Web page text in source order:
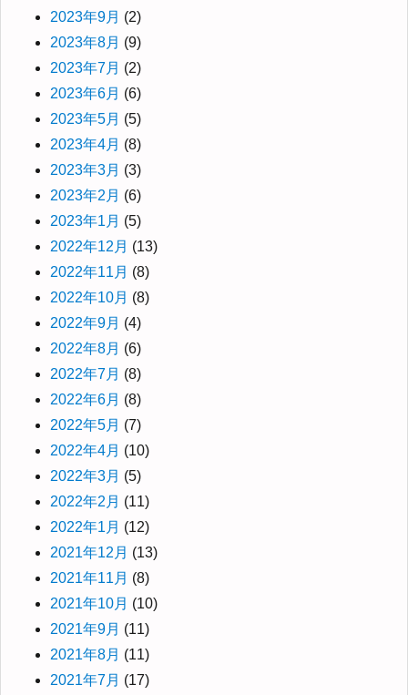
2023年9月 (2)
2023年8月 (9)
2023年7月 (2)
2023年6月 (6)
2023年5月 (5)
2023年4月 (8)
2023年3月 (3)
2023年2月 (6)
2023年1月 (5)
2022年12月 (13)
2022年11月 (8)
2022年10月 (8)
2022年9月 (4)
2022年8月 (6)
2022年7月 (8)
2022年6月 (8)
2022年5月 (7)
2022年4月 (10)
2022年3月 (5)
2022年2月 (11)
2022年1月 (12)
2021年12月 (13)
2021年11月 (8)
2021年10月 (10)
2021年9月 (11)
2021年8月 (11)
2021年7月 (17)